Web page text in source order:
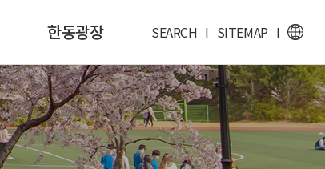
한동광장 SEARCH I SITEMAP I